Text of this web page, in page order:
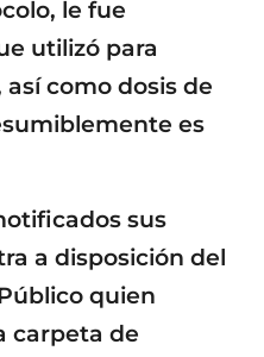
le fue
utilizó para
como dosis de
es
sus
a disposición del
quien
carpeta de